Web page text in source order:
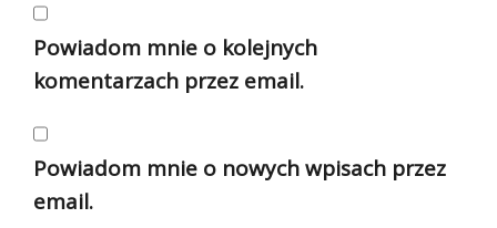
Powiadom mnie o kolejnych
komentarzach przez email.
Powiadom mnie o nowych wpisach przez
email.